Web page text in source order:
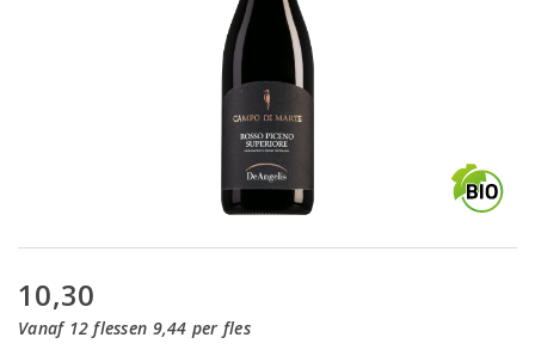
10,30
Vanaf 12 flessen 9,44 per fles